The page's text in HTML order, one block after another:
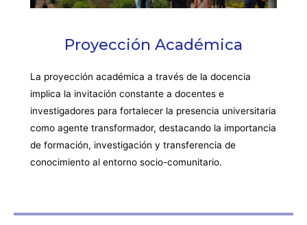
Proyección Académica
La proyección académica a través de la docencia
implica la invitación constante a docentes e
investigadores para fortalecer la presencia universitaria
como agente transformador, destacando la importancia
de formación, investigación y transferencia de
conocimiento al entorno socio-comunitario.